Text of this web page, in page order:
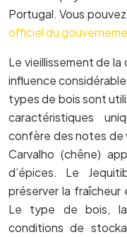
Portugal. Vous
officiel du
Le vieillissement de
influence
types de bois sont
caractéristiques
confère des notes de
Carvalho (chêne)
d’épices. Le
préserver la fraîcheur
Le type de bois,
conditions de